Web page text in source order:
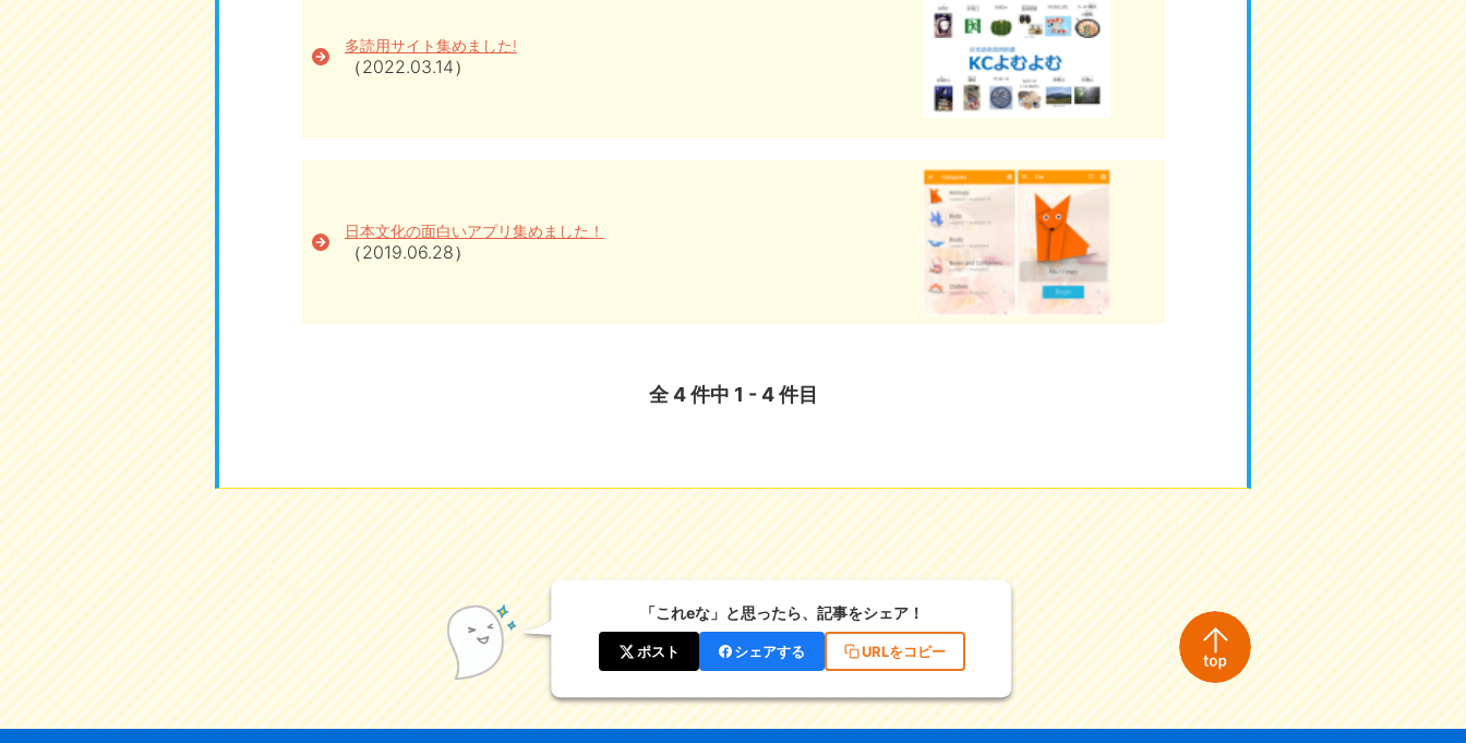
多読用サイト集めました!
（2022.03.14）
日本文化の面白いアプリ集めました！
（2019.06.28）
全 4 件中 1 - 4 件目
「これeな」と思ったら、記事をシェア！
ポスト シェアする URLをコピー